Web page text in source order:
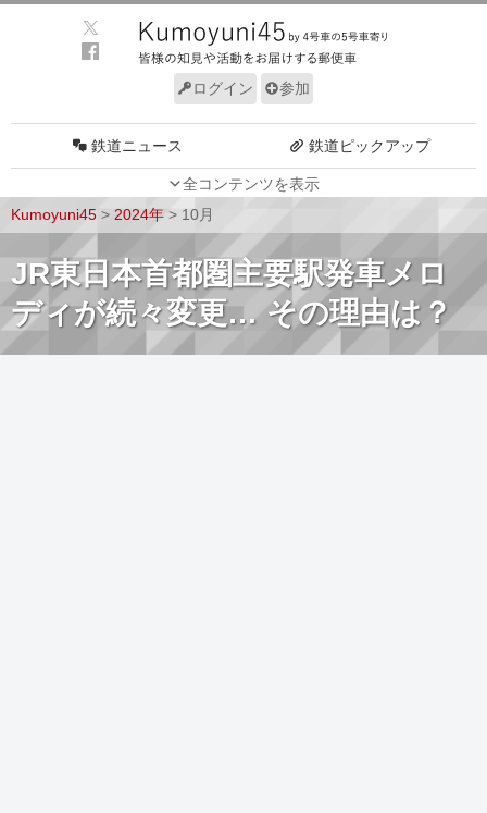
ログイン 参加
全コンテンツを表示
鉄道ニュース 鉄道ピックアップ
車両技術 路線探訪
ルール サイトについて
Kumoyuni45 > 2024年 > 10月
JR東日本首都圏主要駅発車メロ
ディが続々変更… その理由は？